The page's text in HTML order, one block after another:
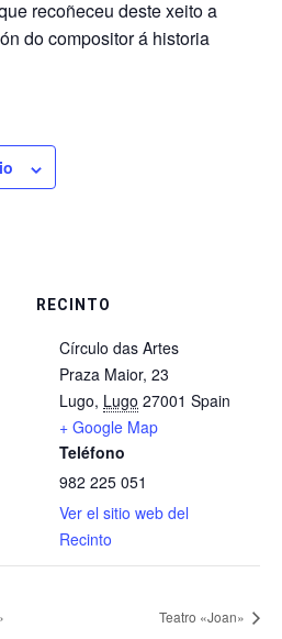
recoñeceu deste xeito a
do compositor á historia
RECINTO
Círculo das Artes
Praza Maior, 23
Lugo, Lugo 27001 Spain
+ Google Map
Teléfono
982 225 051
Ver el sitio web del
Recinto
Teatro «Joan»